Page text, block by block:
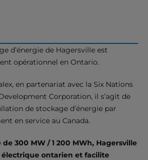
d’énergie de Hagersville est
opérationnel en Ontario.
en partenariat avec la Six Nations
Corporation, il s’agit de
de stockage d’énergie par
en service au Canada.
300 MW / 1 200 MWh, Hagersville
électrique ontarien et facilite